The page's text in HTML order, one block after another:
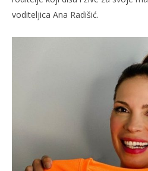
voditeljica Ana Radišić.